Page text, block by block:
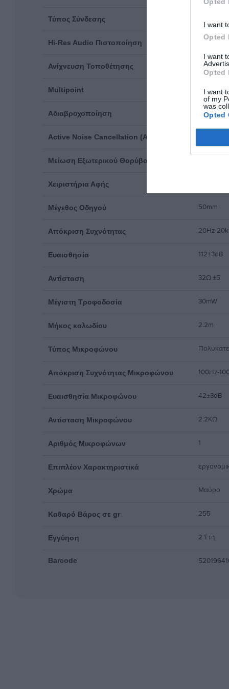
I want
Opted
I want
Opted
I want
of my
was
Opted
Τύπος Σύνδεσης
Hi-Res Audio Πιστοποίηση Όχι
Ανίχνευση Τοποθέτησης Όχι
Multipoint Όχι
Αδιαβροχοποίηση Όχι
Active Noise Cancellation (ANC)
Μείωση Εξωτερικού Θορύβου (ENC)
Χειριστήρια Αφής
Μέγεθος Οδηγού 50mm
Απόκριση Συχνότητας 20Hz-
Ευαισθησία 112±3dB
Αντίσταση 32Ω ±5
Μέγιστη Τροφοδοσία 30mW
Μήκος καλωδίου 2.2m
Τύπος Μικροφώνου
Απόκριση Συχνότητας Μικροφώνου 100Hz-
Ευαισθησία Μικροφώνου 42±3dB
Αντίσταση Μικροφώνου 2.2KΩ
Αριθμός Μικροφώνων 1
Επιπλέον Χαρακτηριστικά
Χρώμα Μαύρο
Καθαρό Βάρος σε gr 255
Εγγύηση 2 Έτη
Barcode